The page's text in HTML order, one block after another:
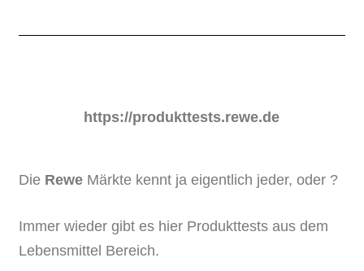
https://produkttests.rewe.de
Die ReweMärkte kennt ja eigentlich jeder, oder ?
Immer wieder gibt es hier Produkttests aus dem
Lebensmittel Bereich.